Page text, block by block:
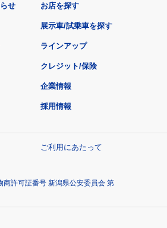
せ お店を探す
展示車/試乗車を探す
ラインアップ
クレジット/保険
企業情報
採用情報
ご利用にあたって
商許可証番号 新潟県公安委員会 第